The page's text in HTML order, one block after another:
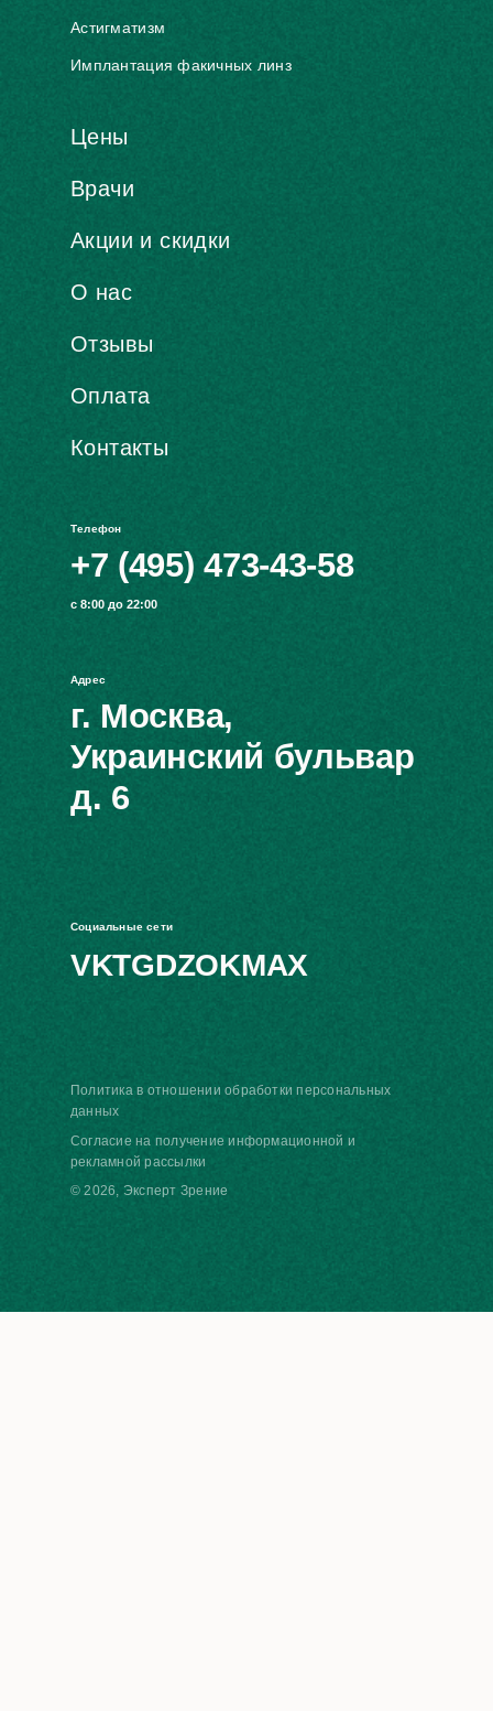
Телефон
+7 (495) 473-43-58
с 8:00 до 22:00
Адрес
г. Москва,
Украинский бульвар
д. 6
Астигматизм
Имплантация факичных линз
Цены
Врачи
Акции и скидки
О нас
Отзывы
Оплата
Контакты
Социальные сети
VKTGDZOKMAX
Политика в отношении обработки персональных
данных
Согласие на получение информационной и
рекламной рассылки
© 2026, Эксперт Зрение